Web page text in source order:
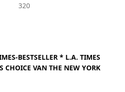
320
BESTSELLER * L.A. TIMES
CHOICE VAN THE NEW YORK